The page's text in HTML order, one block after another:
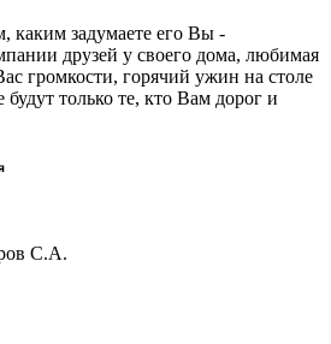
каким задумаете его Вы -
друзей у своего дома, любимая
громкости, горячий ужин на столе
только те, кто Вам дорог и
С.А.